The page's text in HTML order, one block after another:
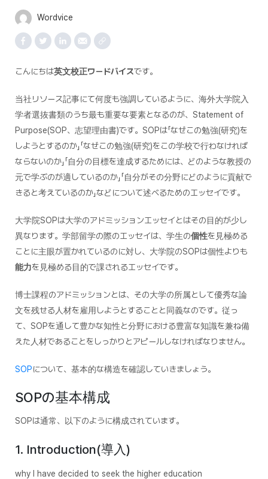
Wordvice
こんにちは英文校正ワードバイスです。
当社リソース記事にて何度も強調しているように、海外大学院入
学者選抜書類のうち最も重要な要素となるのが、Statement of
Purpose(SOP、志望理由書)です。SOPは「なぜこの勉強(研究)を
しようとするのか」「なぜこの勉強(研究)をこの学校で行わなければ
ならないのか」「自分の目標を達成するためには、どのような教授の
元で学ぶのが適しているのか」「自分がその分野にどのように貢献で
きると考えているのか」などについて述べるためのエッセイです。
大学院SOPは大学のアドミッションエッセイとはその目的が少し
異なります。学部留学の際のエッセイは、学生の個性を見極める
ことに主眼が置かれているのに対し、大学院のSOPは個性よりも
能力を見極める目的で課されるエッセイです。
博士課程のアドミッションとは、その大学の所属として優秀な論
文を残せる人材を雇用しようとすることと同義なのです。従っ
て、SOPを通して豊かな知性と分野における豊富な知識を兼ね備
えた人材であることをしっかりとアピールしなければなりません。
SOPについて、基本的な構造を確認していきましょう。
SOPの基本構成
SOPは通常、以下のように構成されています。
1. Introduction(導入)
why I have decided to seek the higher education